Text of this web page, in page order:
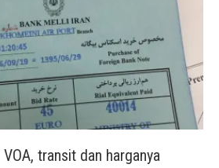
transit dan harganya